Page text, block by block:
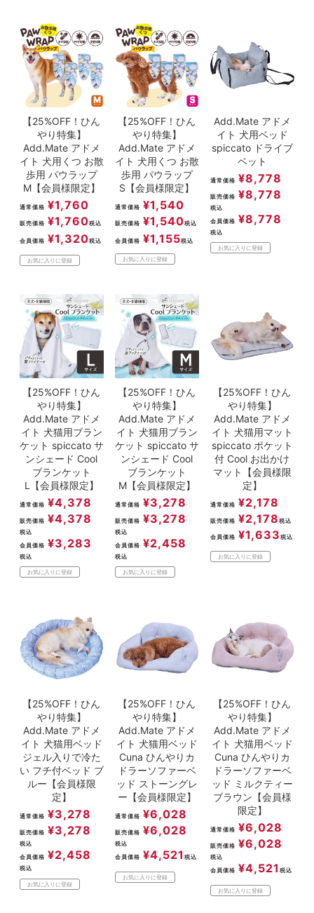
【25%OFF！ひん
やり特集】
Add.Mate アドメ
イト 犬用くつ お散
歩用 パウラップ
M【会員様限定】
通常価格 ¥1,760
販売価格 ¥1,760税込
会員価格 ¥1,320税込
お気に入りに登録
【25%OFF！ひん
やり特集】
Add.Mate アドメ
イト 犬用くつ お散
歩用 パウラップ
S【会員様限定】
通常価格 ¥1,540
販売価格 ¥1,540税込
会員価格 ¥1,155税込
お気に入りに登録
Add.Mate アドメ
イト 犬用ベッド
spiccato ドライブ
ベット
通常価格 ¥8,778
販売価格 ¥8,778
税込
会員価格 ¥8,778
税込
お気に入りに登録
【25%OFF！ひん
やり特集】
Add.Mate アドメ
イト 犬猫用ブラン
ケット spiccato サ
ンシェード Cool
ブランケット
L【会員様限定】
通常価格 ¥4,378
販売価格 ¥4,378
税込
会員価格 ¥3,283
税込
お気に入りに登録
【25%OFF！ひん
やり特集】
Add.Mate アドメ
イト 犬猫用ブラン
ケット spiccato サ
ンシェード Cool
ブランケット
M【会員様限定】
通常価格 ¥3,278
販売価格 ¥3,278
税込
会員価格 ¥2,458
税込
お気に入りに登録
【25%OFF！ひん
やり特集】
Add.Mate アドメ
イト 犬猫用マット
spiccato ポケット
付 Cool お出かけ
マット【会員様限
定】
通常価格 ¥2,178
販売価格 ¥2,178 税込
会員価格 ¥1,633 税込
お気に入りに登録
【25%OFF！ひん
やり特集】
Add.Mate アドメ
イト 犬猫用ベッド
ジェル入りで冷た
い フチ付ベッド ブ
ルー【会員様限
定】
通常価格 ¥3,278
販売価格 ¥3,278
税込
会員価格 ¥2,458
税込
お気に入りに登録
【25%OFF！ひん
やり特集】
Add.Mate アドメ
イト 犬猫用ベッド
Cuna ひんやりカ
ドラーソファーベ
ッド ストーングレ
ー【会員様限定】
通常価格 ¥6,028
販売価格 ¥6,028
税込
会員価格 ¥4,521 税込
お気に入りに登録
【25%OFF！ひん
やり特集】
Add.Mate アドメ
イト 犬猫用ベッド
Cuna ひんやりカ
ドラーソファーベ
ッド ミルクティー
ブラウン【会員様
限定】
通常価格 ¥6,028
販売価格 ¥6,028
税込
会員価格 ¥4,521 税込
お気に入りに登録